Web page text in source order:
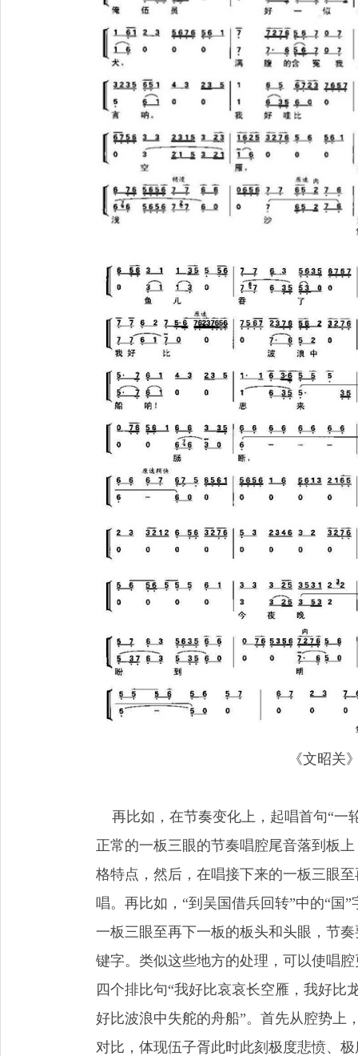
《文昭关》
再比如，在节奏变化上，起唱首句“一
正常的一板三眼的节奏唱腔尾音落到板
格特点，然后，在唱接下来的一板三眼
唱。再比如，“到吴国借兵回转”中的“国
一板三眼至再下一板的板头和头眼，节
键字。类似这些地方的处理，可以使唱
四个排比句“我好比哀哀长空雁，我好比
好比波浪中失舵的舟船”。首先从腔势上
对比，体现伍子胥此时此刻极度悲愤、